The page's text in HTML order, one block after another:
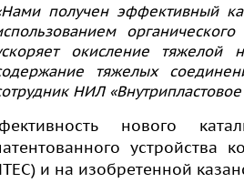
получен эффективный
окисление
тяжелых
НИЛ
нового
устройства
и на изобретенной